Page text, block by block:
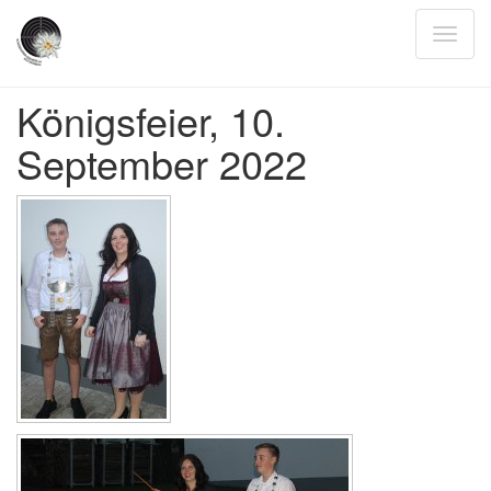
Königsfeier, 10.
September 2022